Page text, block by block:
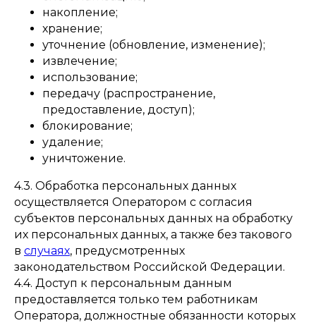
накопление;
хранение;
уточнение (обновление, изменение);
извлечение;
использование;
передачу (распространение,
предоставление, доступ);
блокирование;
удаление;
уничтожение.
4.3. Обработка персональных данных
осуществляется Оператором с согласия
субъектов персональных данных на обработку
их персональных данных, а также без такового
в случаях, предусмотренных
законодательством Российской Федерации.
4.4. Доступ к персональным данным
предоставляется только тем работникам
Оператора, должностные обязанности которых